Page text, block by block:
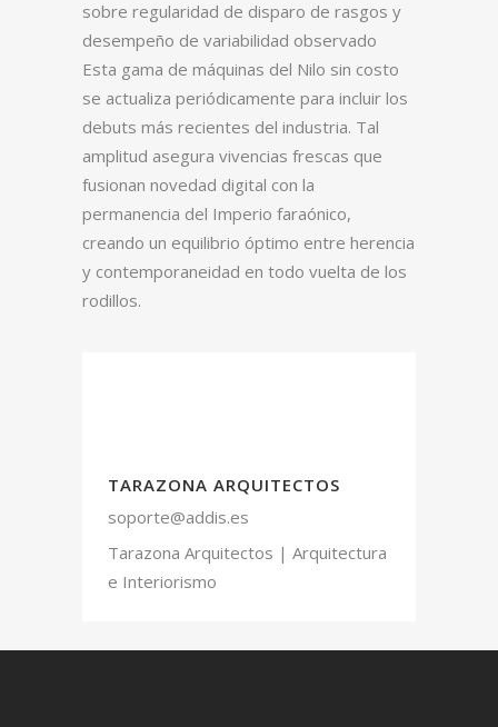
sobre regularidad de disparo de rasgos y
desempeño de variabilidad observado
Esta gama de máquinas del Nilo sin costo
se actualiza periódicamente para incluir los
debuts más recientes del industria. Tal
amplitud asegura vivencias frescas que
fusionan novedad digital con la
permanencia del Imperio faraónico,
creando un equilibrio óptimo entre herencia
y contemporaneidad en todo vuelta de los
rodillos.
TARAZONA ARQUITECTOS
soporte@addis.es
Tarazona Arquitectos | Arquitectura
e Interiorismo